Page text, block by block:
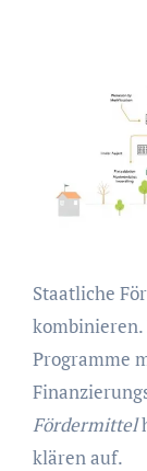
Staatliche
kombinieren.
Programme
Fördermittel
klären auf.